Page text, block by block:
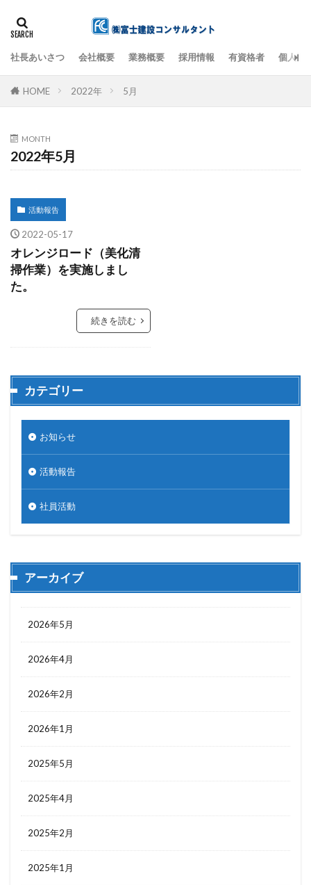
社長あいさつ 会社概要 業務概要 採用情報 有資格者 個人情
HOME 2022年 5月
MONTH
2022年5月
活動報告
2022-05-17
オレンジロード（美化清
掃作業）を実施しまし
た。
続きを読む
カテゴリー
お知らせ
活動報告
社員活動
アーカイブ
2026年5月
2026年4月
2026年2月
2026年1月
2025年5月
2025年4月
2025年2月
2025年1月
検索